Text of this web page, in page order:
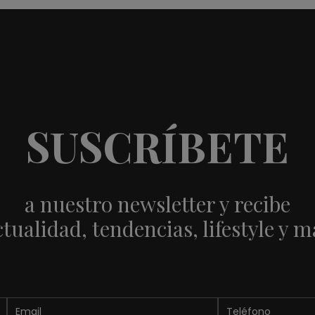
SUSCRÍBETE
a nuestro newsletter y recibe
tendencias, lifestyle y